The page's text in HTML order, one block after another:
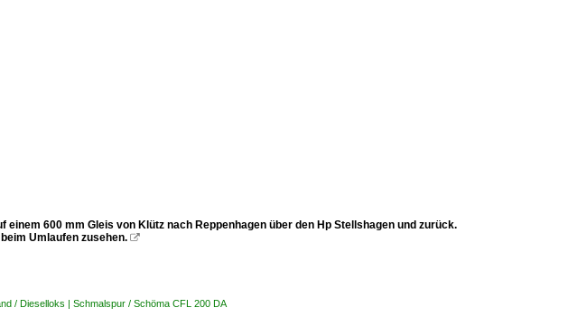
einem 600 mm Gleis von Klütz nach Reppenhagen über den Hp Stellshagen und zurück.
Umlaufen zusehen. 
/ Dieselloks | Schmalspur / Schöma CFL 200 DA